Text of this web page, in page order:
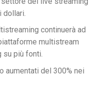
continuerà ad
multistream
su più fonti.
aumentati del 300% nei